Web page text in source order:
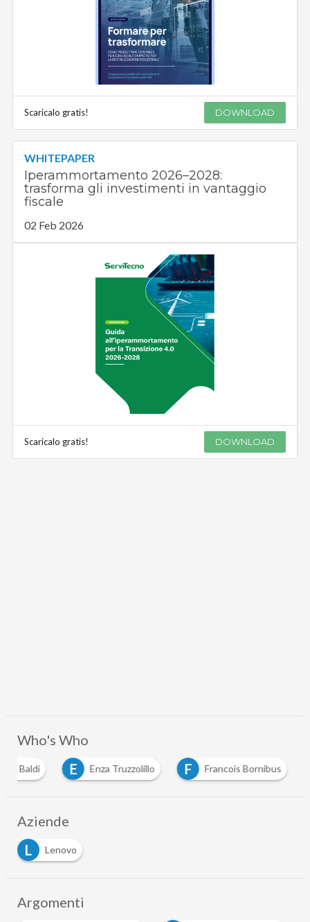
Scaricalo gratis! DOWNLOAD
WHITEPAPER
Iperammortamento 2026–2028:
trasforma gli investimenti in vantaggio
fiscale
02 Feb 2026
Scaricalo gratis! DOWNLOAD
Who's Who
Baldi E Enza Truzzolillo F Francois Bornibus
Aziende
L
Lenovo
Argomenti